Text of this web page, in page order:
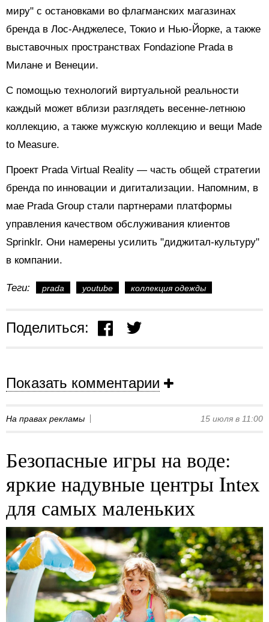
миру" с остановками во флагманских магазинах
бренда в Лос-Анджелесе, Токио и Нью-Йорке, а также
выставочных пространствах Fondazione Prada в
Милане и Венеции.
С помощью технологий виртуальной реальности
каждый может вблизи разглядеть весенне-летнюю
коллекцию, а также мужскую коллекцию и вещи Made
to Measure.
Проект Prada Virtual Reality — часть общей стратегии
бренда по инновации и дигитализации. Напомним, в
мае Prada Group стали партнерами платформы
управления качеством обслуживания клиентов
Sprinklr. Они намерены усилить "диджитал-культуру"
в компании.
Теги: prada youtube коллекция одежды
Поделиться:
Показать комментарии
На правах рекламы 15 июля в 11:00
Безопасные игры на воде:
яркие надувные центры Intex
для самых маленьких